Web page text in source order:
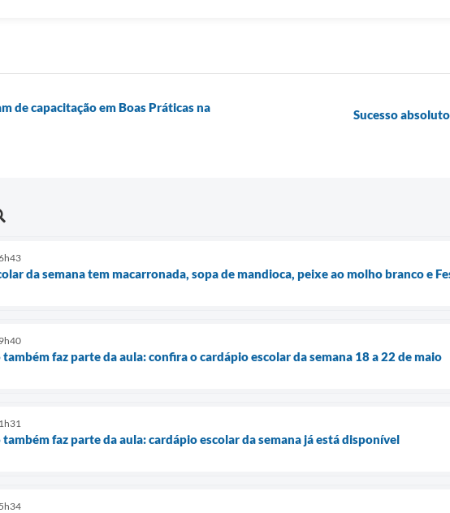
de capacitação em Boas Práticas na
Sucesso
da semana tem macarronada, sopa de mandioca, peixe ao molho branco e
faz parte da aula: confira o cardápio escolar da semana 18 a 22 de maio
faz parte da aula: cardápio escolar da semana já está disponível